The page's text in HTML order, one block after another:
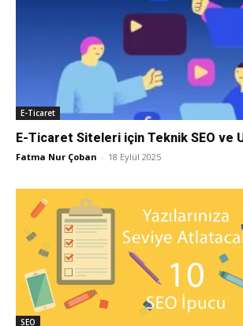
–
SEO,
E-Ticaret
E-Ticaret Siteleri için Teknik SEO ve
Fatma Nur Çoban - 18 Eylül 2025
SEO